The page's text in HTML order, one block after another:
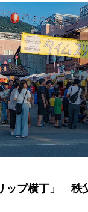
ップ横丁」 秩